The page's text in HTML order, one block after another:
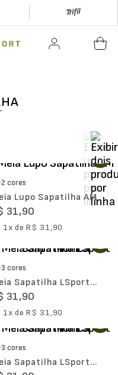
2cores
Lupo Sapatilha AM
31,90
1x deR$ 31,90
3 cores
Sapatilha LSport
Mônica
31,90
1x deR$ 31,90
3 cores
Sapatilha LSport